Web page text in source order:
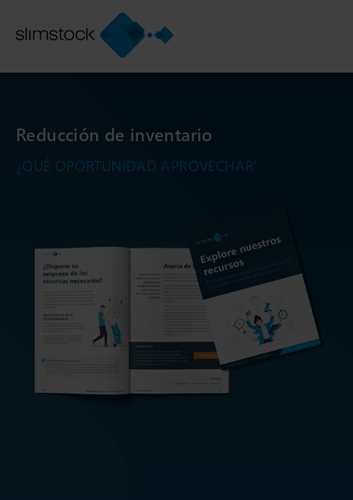
Reducción de inventario
¿QUÉ OPORTUNIDAD APROVECHAR’